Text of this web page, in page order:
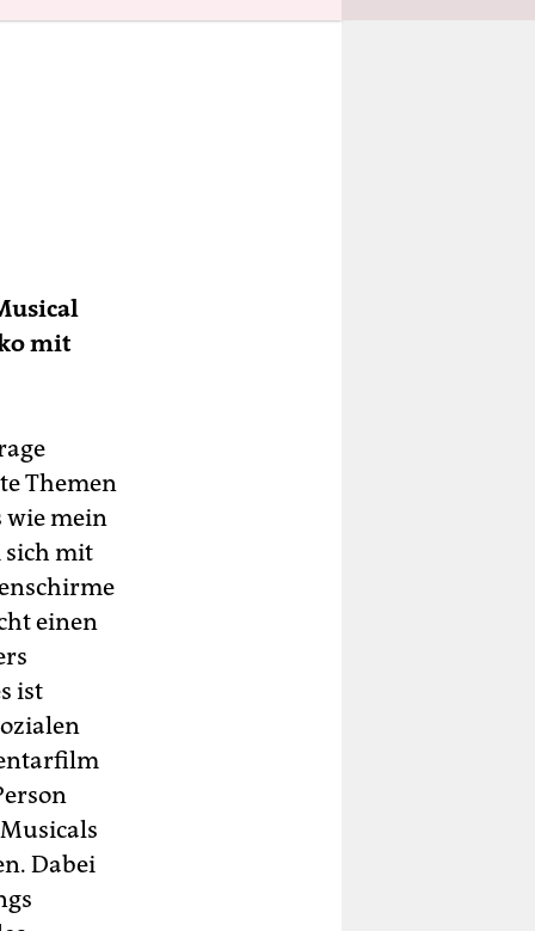
mit
Themen
wie mein
sich mit
einen
ist
Dabei